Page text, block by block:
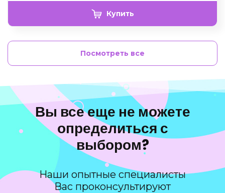
Купить
Посмотреть все
Вы все еще не можете
определиться с
выбором?
Наши опытные специалисты
Вас проконсультируют